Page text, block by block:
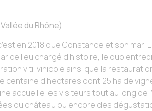
du Rhône)
en 2018 que Constance et son
ce lieu chargé d’histoire, le duo
viti-vinicole ainsi que la
centaine d’hectares dont 25 ha de
accueille les visiteurs tout au long de
du château ou encore des